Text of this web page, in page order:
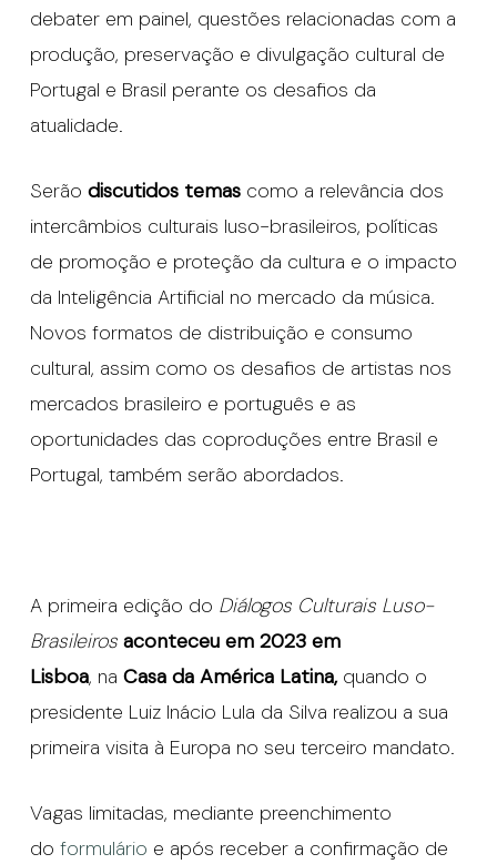
debater em painel, questões relacionadas com a
produção, preservação e divulgação cultural de
Portugal e Brasil perante os desafios da
atualidade.
Serão discutidos temascomo a relevância dos
intercâmbios culturais luso-brasileiros, políticas
de promoção e proteção da cultura e o impacto
da Inteligência Artificial no mercado da música.
Novos formatos de distribuição e consumo
cultural, assim como os desafios de artistas nos
mercados brasileiro e português e as
oportunidades das coproduções entre Brasil e
Portugal, também serão abordados.
A primeira edição do Diálogos Culturais Luso-
Brasileiros aconteceu em 2023 em
Lisboa, na Casa da América Latina,quando o
presidente Luiz Inácio Lula da Silva realizou a sua
primeira visita à Europa no seu terceiro mandato.
Vagas limitadas, mediante preenchimento
do formulário e após receber a confirmação de